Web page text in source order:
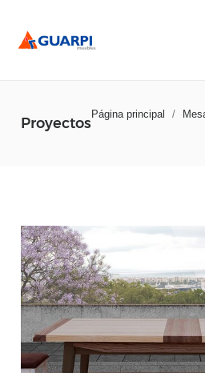
Proyectos
Página principal /